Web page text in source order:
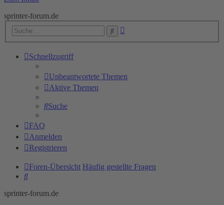
sprinter-forum.de
Suche
Schnellzugriff
Unbeantwortete Themen
Aktive Themen
Suche
FAQ
Anmelden
Registrieren
Foren-Übersicht Häufig gestellte Fragen
Suche
sprinter-forum.de